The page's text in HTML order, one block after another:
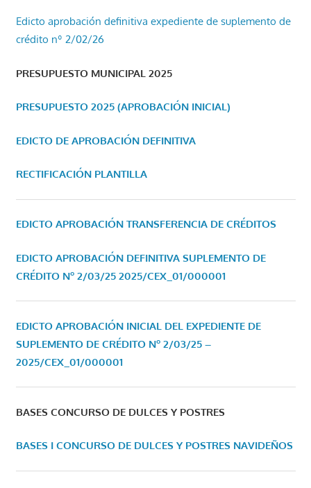
Edicto aprobación definitiva expediente de suplemento de
crédito nº 2/02/26
PRESUPUESTO MUNICIPAL 2025
PRESUPUESTO 2025 (APROBACIÓN INICIAL)
EDICTO DE APROBACIÓN DEFINITIVA
RECTIFICACIÓN PLANTILLA
EDICTO APROBACIÓN TRANSFERENCIA DE CRÉDITOS
EDICTO APROBACIÓN DEFINITIVA SUPLEMENTO DE
CRÉDITO Nº 2/03/25 2025/CEX_01/000001
EDICTO APROBACIÓN INICIAL DEL EXPEDIENTE DE
SUPLEMENTO DE CRÉDITO Nº 2/03/25 –
2025/CEX_01/000001
BASES CONCURSO DE DULCES Y POSTRES
BASES I CONCURSO DE DULCES Y POSTRES NAVIDEÑOS